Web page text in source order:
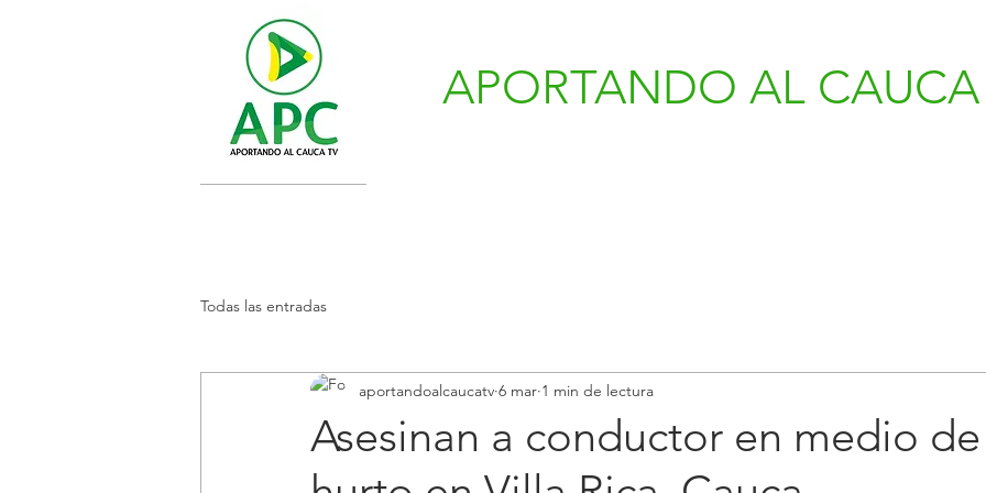
APORTANDO AL CAUCA
Todas las entradas
Asesinan a conductor en medio
aportandoalcaucatv 6 mar 1 min de lectura